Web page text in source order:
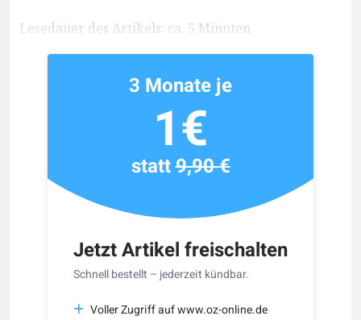
Lesedauer des Artikels: ca. 5 Minuten
Jetzt Artikel freischalten
Schnell bestellt – jederzeit kündbar.
Voller Zugriff auf www.oz-online.de
3 Monate je
1€
statt9,90 €